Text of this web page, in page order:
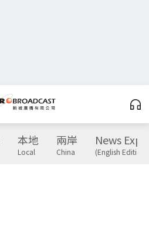
本地
Local
兩岸
China
News
(English Edition)